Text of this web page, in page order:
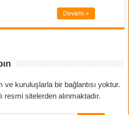
Devamı »
ve kuruluşlarla bir bağlantısı yoktur.
resmi sitelerden alınmaktadır.